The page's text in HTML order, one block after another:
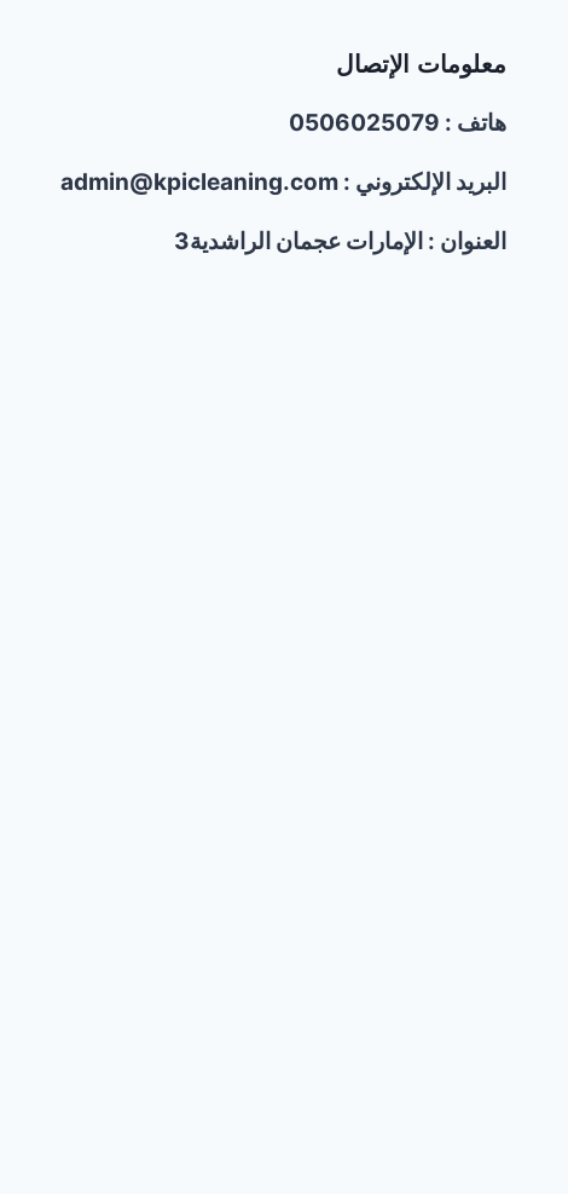
معلومات الإتصال
هاتف : 0506025079
البريد الإلكتروني : admin@kpicleaning.com
العنوان : الإمارات عجمان الراشدية3